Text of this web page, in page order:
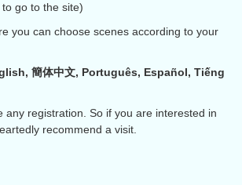
go to the site)
you can choose scenes according to your
簡体中文, Português, Español, Tiếng
any registration. So if you are interested in
recommend a visit.